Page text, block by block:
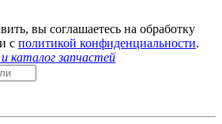
вы соглашаетесь на обработку
с политикой конфиденциальности.
каталог запчастей